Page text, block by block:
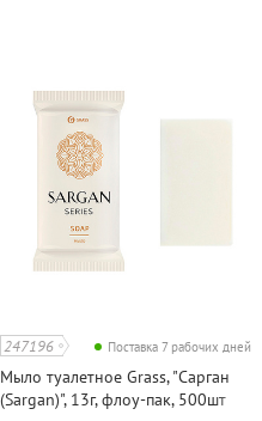
247196 Поставка 7 рабочих дней
Мыло туалетное Grass, "Сарган
(Sargan)", 13г, флоу-пак, 500шт